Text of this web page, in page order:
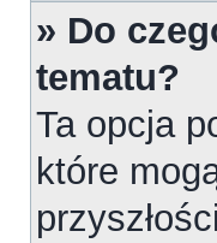
» Do
tematu?
Ta opcja
które